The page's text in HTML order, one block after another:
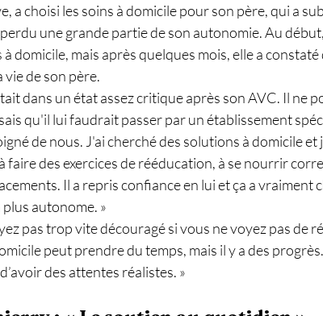
a choisi les soins à domicile pour son père, qui a
une grande partie de son autonomie. Au
domicile, mais après quelques mois, elle a constaté
de son père.
dans un état assez critique après son AVC. Il ne
qu'il lui faudrait passer par un établissement
de nous. J'ai cherché des solutions à domicile et
faire des exercices de rééducation, à se nourrir
Il a repris confiance en lui et ça a vraiment
autonome. »
pas trop vite découragé si vous ne voyez pas de
peut prendre du temps, mais il y a des
des attentes réalistes. »